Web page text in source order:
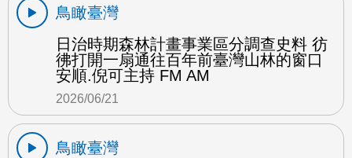
鳥瞰臺灣
日治時期森林計畫事業區分調查史料 彷
彿打開一扇通往百年前臺灣山林的窗口
安順.倪可主持 FM AM
2026/06/21
鳥瞰臺灣